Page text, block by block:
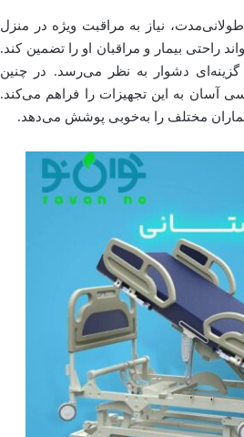
نیاز به مراقبت ویژه در منزل
راحتی بیمار و مراقبان او را تضمین کند.
گزینه‌ای دشوار به نظر می‌رسد. در چنین
آسان به این تجهیزات را فراهم می‌کند.
بیماران مختلف را به‌خوبی پوشش می‌دهد.